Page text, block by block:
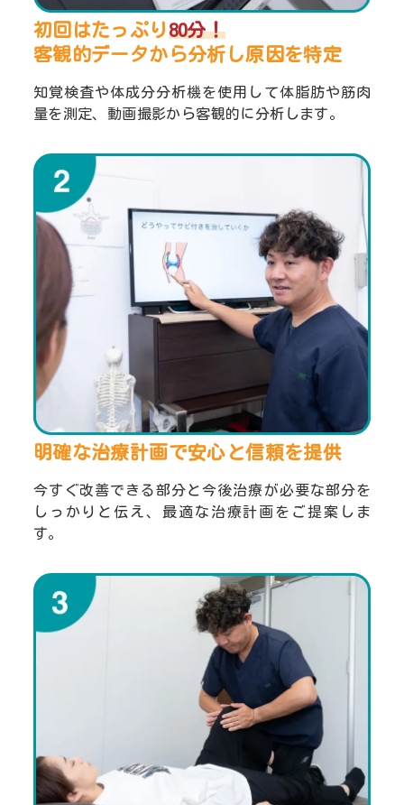
初回はたっぷり 80分！
客観的データから分析し原因を特定
知覚検査や体成分分析機を使用して体脂肪や筋肉
量を測定、動画撮影から客観的に分析します。
明確な治療計画で安心と信頼を提供
今すぐ改善できる部分と今後治療が必要な部分を
しっかりと伝え、最適な治療計画をご提案しま
す。